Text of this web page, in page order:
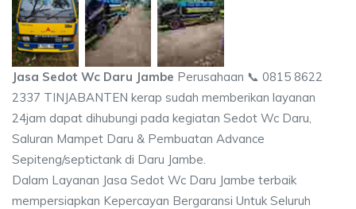
Jasa Sedot Wc Daru Jambe Perusahaan 📞 0815 8622
2337 TINJABANTEN kerap sudah memberikan layanan
24jam dapat dihubungi pada kegiatan Sedot Wc Daru,
Saluran Mampet Daru & Pembuatan Advance
Sepiteng/septictank di Daru Jambe.
Dalam Layanan Jasa Sedot Wc Daru Jambe terbaik
mempersiapkan Kepercayan Bergaransi Untuk Seluruh